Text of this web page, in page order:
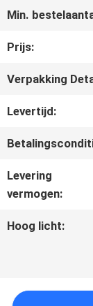
ONS
NIEUWS
GEVALLEN
PRIVACY
Min.
Prijs:
Verpakking
Levertijd:
Levering
vermogen:
Hoog licht: